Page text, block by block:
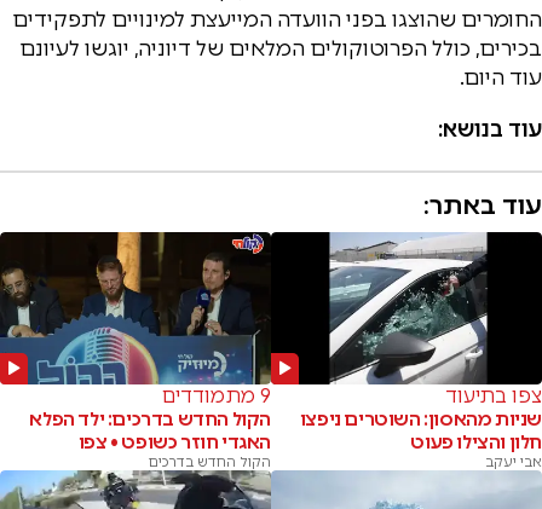
החומרים שהוצגו בפני הוועדה המייעצת למינויים לתפקידים
בכירים, כולל הפרוטוקולים המלאים של דיוניה, יוגשו לעיונם
עוד היום.
עוד בנושא:
עוד באתר:
צפו בתיעוד
שניות מהאסון: השוטרים ניפצו
חלון והצילו פעוט
אבי יעקב
9 מתמודדים
הקול החדש בדרכים: ילד הפלא
האגדי חוזר כשופט • צפו
הקול החדש בדרכים